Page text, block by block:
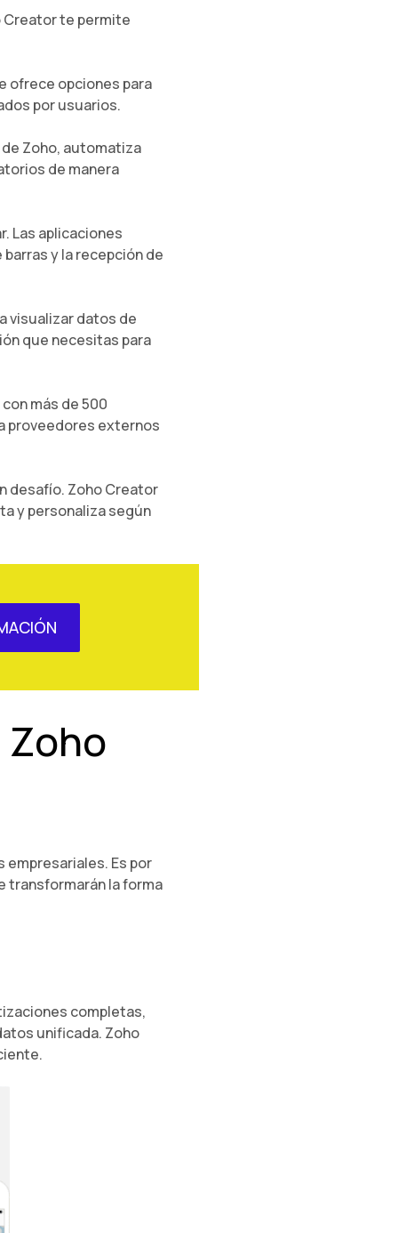
Creator te permite
ofrece opciones para
por usuarios.
Zoho, automatiza
de manera
Las aplicaciones
y la recepción de
visualizar datos de
que necesitas para
más de 500
proveedores externos
desafío. Zoho Creator
y personaliza según
empresariales. Es por
transformarán la forma
completas,
unificada. Zoho